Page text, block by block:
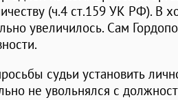
(ч.4 ст.159 УК РФ). В
увеличилось. Сам
судьи установить
не увольнялся с